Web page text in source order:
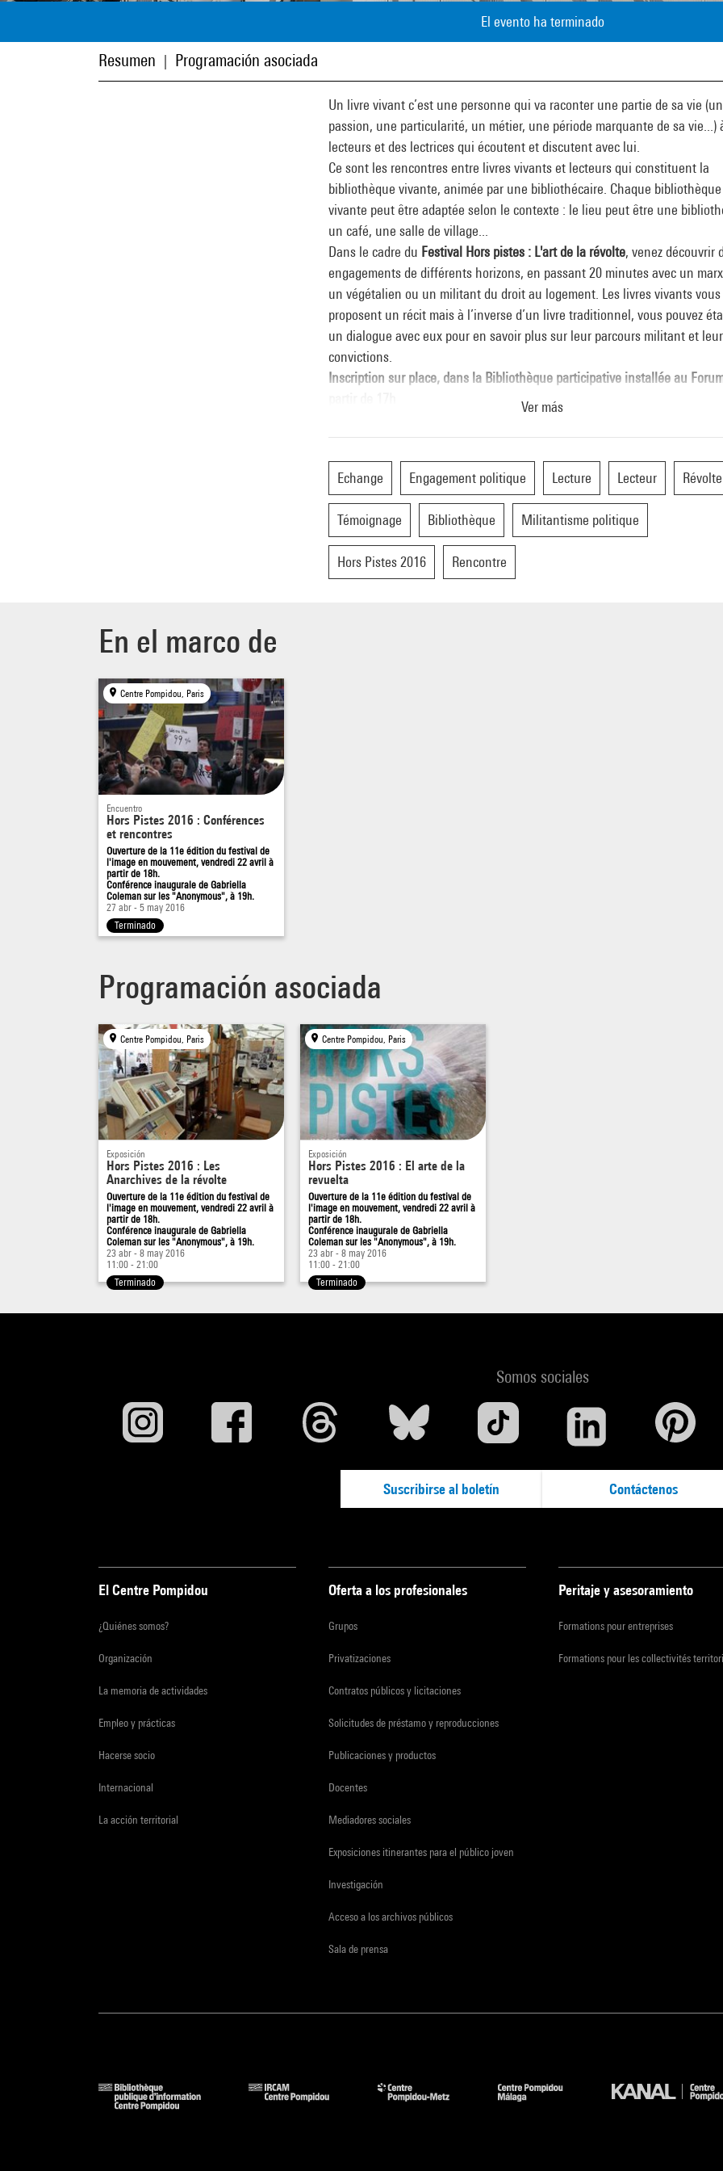
El evento ha terminado
Resumen Programación asociada
Un livre vivant c’est une personne qui va raconter une partie de sa vie
passion, une particularité, un métier, une période marquante de sa vie...)
lecteurs et des lectrices qui écoutent et discutent avec lui.
Ce sont les rencontres entre livres vivants et lecteurs qui constituent la
bibliothèque vivante, animée par une bibliothécaire. Chaque bibliothèque
vivante peut être adaptée selon le contexte : le lieu peut être une
un café, une salle de village...
Dans le cadre du Festival Hors pistes : L'art de la révolte, venez découvrir
engagements de différents horizons, en passant 20 minutes avec un
un végétalien ou un militant du droit au logement. Les livres vivants vous
proposent un récit mais à l’inverse d’un livre traditionnel, vous pouvez
un dialogue avec eux pour en savoir plus sur leur parcours militant et
convictions.
Inscription sur place, dans la Bibliothèque participative installée au
Ver más
Echange Engagement politique Lecture Lecteur Révolte
Témoignage Bibliothèque Militantisme politique
Hors Pistes 2016 Rencontre
En el marco de
Centre Pompidou, Paris
Encuentro
Hors Pistes 2016 : Conférences
et rencontres
Ouverture de la 11e édition du festival de
l'image en mouvement, vendredi 22 avril à
partir de 18h.
Conférence inaugurale de Gabriella
Coleman sur les "Anonymous", à 19h.
27 abr - 5 may 2016
Terminado
Programación asociada
Centre Pompidou, Paris
Exposición
Hors Pistes 2016 : Les
Anarchives de la révolte
Ouverture de la 11e édition du festival de
l'image en mouvement, vendredi 22 avril à
partir de 18h.
Conférence inaugurale de Gabriella
Coleman sur les "Anonymous", à 19h.
23 abr - 8 may 2016
11:00 - 21:00
Terminado
Centre Pompidou, Paris
Exposición
Hors Pistes 2016 : El arte de la
revuelta
Ouverture de la 11e édition du festival de
l'image en mouvement, vendredi 22 avril à
partir de 18h.
Conférence inaugurale de Gabriella
Coleman sur les "Anonymous", à 19h.
23 abr - 8 may 2016
11:00 - 21:00
Terminado
Somos sociales
Suscribirse al boletín Contáctenos
El Centre Pompidou
¿Quiénes somos?
Organización
La memoria de actividades
Empleo y prácticas
Hacerse socio
Internacional
La acción territorial
Oferta a los profesionales
Grupos
Privatizaciones
Contratos públicos y licitaciones
Solicitudes de préstamo y reproducciones
Publicaciones y productos
Docentes
Mediadores sociales
Exposiciones itinerantes para el público joven
Investigación
Acceso a los archivos públicos
Sala de prensa
Peritaje y asesoramiento
Formations pour entreprises
Formations pour les collectivités